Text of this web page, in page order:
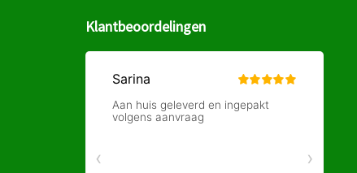
Klantbeoordelingen